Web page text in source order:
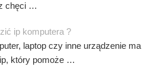
chęci …
ip komputera ?
laptop czy inne urządzenie ma
który pomoże …